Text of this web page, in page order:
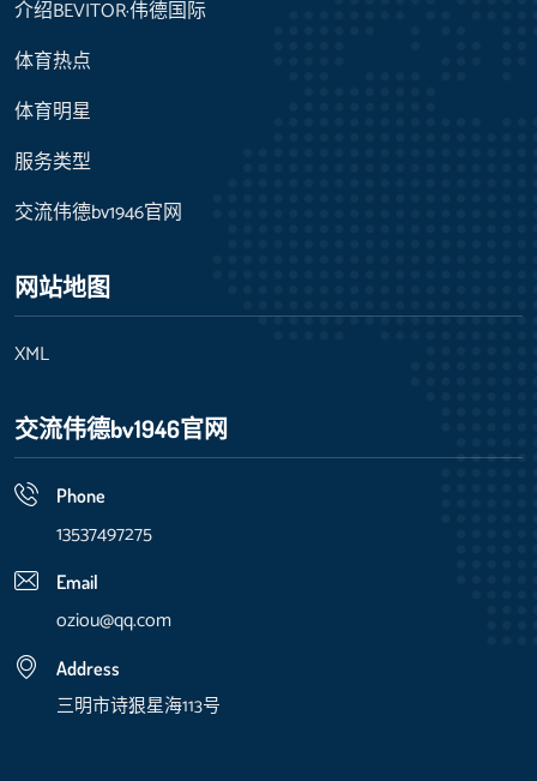
介绍BEVITOR·伟德国际
体育热点
体育明星
服务类型
交流伟德bv1946官网
网站地图
XML
交流伟德bv1946官网
Phone
13537497275
Email
oziou@qq.com
Address
三明市诗狠星海113号